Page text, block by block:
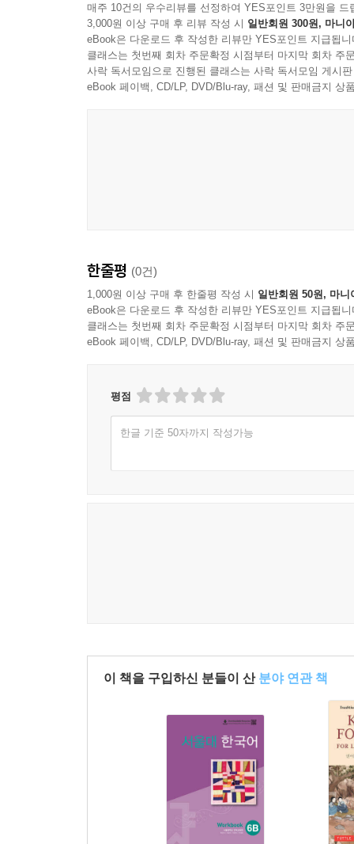
매주 10건의 우수리뷰를 선정하여 YES포인트 3만원을 드
3,000원 이상 구매 후 리뷰 작성 시 일반회원 300원, 마니
eBook은 다운로드 후 작성한 리뷰만 YES포인트 지급됩니
클래스는 첫번째 회차 주문확정 시점부터 마지막 회차 주
사락 독서모임으로 진행된 클래스는 사락 독서모임 게시
eBook 페이백, CD/LP, DVD/Blu-ray, 패션 및 판매금지 상
한줄평 (0건)
1,000원 이상 구매 후 한줄평 작성 시 일반회원 50원, 마니
eBook은 다운로드 후 작성한 리뷰만 YES포인트 지급됩니
클래스는 첫번째 회차 주문확정 시점부터 마지막 회차 주
eBook 페이백, CD/LP, DVD/Blu-ray, 패션 및 판매금지 상
평점
한글 기준 50자까지 작성가능
이 책을 구입하신 분들이 산 분야 연관 책